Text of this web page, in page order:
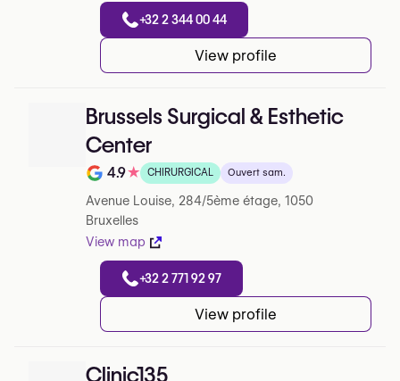
+32 2 344 00 44
View profile
Brussels Surgical & Esthetic
Center
Note de 4.9 sur 5 sur Google
4.9★ CHIRURGICAL Ouvert sam.
Avenue Louise, 284/5ème étage, 1050
Bruxelles
View map
+32 2 771 92 97
View profile
Clinic135